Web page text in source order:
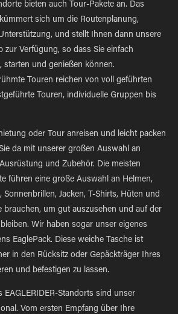
bieten auch Tour-Pakete an. Das
sich um die Routenplanung,
und stellt Ihnen dann unsere
zur Verfügung, so dass Sie einfach
starten und genießen können.
Touren reichen von voll geführten
Touren, individuelle Gruppen bis
oder Tour anreisen und leicht packen
da mit unserer großen Auswahl an
und Zubehör. Die meisten
führen eine große Auswahl an Helmen,
Sonnenbrillen, Jacken, T-Shirts, Hüten und
brauchen, um gut auszusehen und auf der
Wir haben sogar unser eigenes
EaglePack. Diese weiche Tasche ist
in den Rücksitz oder Gepäckträger Ihres
und befestigen zu lassen.
EAGLERIDER-Standorts sind unser
Vom ersten Empfang über Ihre